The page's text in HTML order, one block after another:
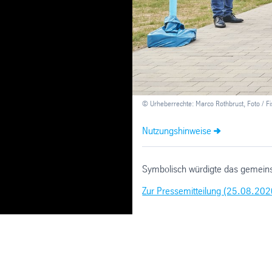
© Urheberrechte: Marco Rothbrust, Foto /
Nutzungshinweise
Symbolisch würdigte das
Zur Pressemitteilung